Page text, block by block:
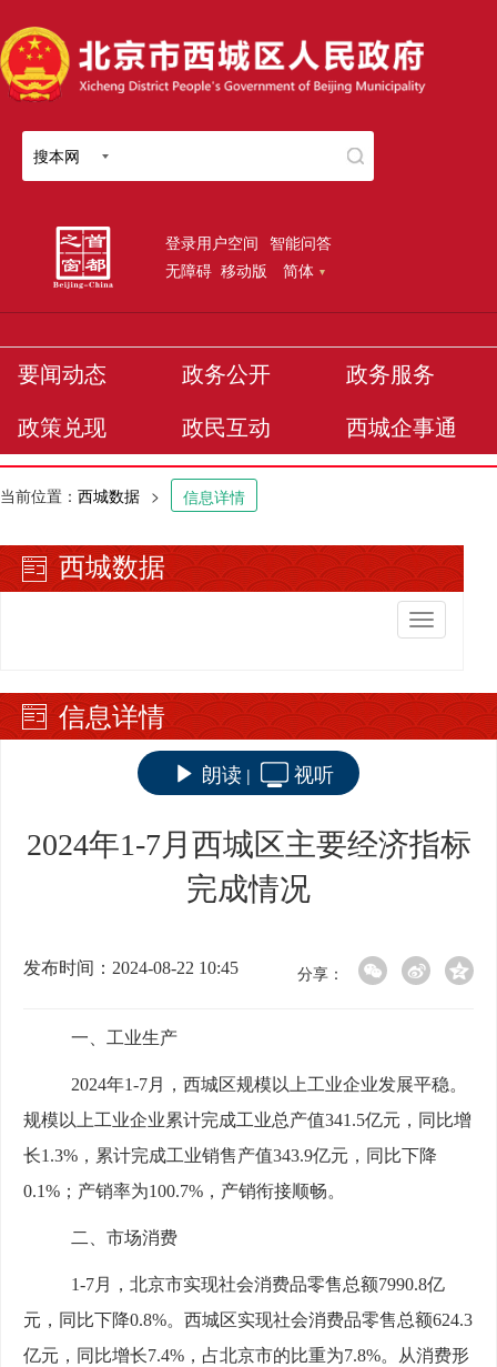
搜本网
登录用户空间 智能问答
无障碍 移动版 简体
要闻动态 政务公开 政务服务
政策兑现 政民互动 西城企事通
当前位置： 西城数据 > 信息详情
西城数据
切
换
航
信息详情
朗读 | 视听
2024年1-7月西城区主要经济指标
完成情况
发布时间：2024-08-22 10:45 分享：
一、工业生产
2024年1-7月，西城区规模以上工业企业发展平稳。
规模以上工业企业累计完成工业总产值341.5亿元，同比增
长1.3%，累计完成工业销售产值343.9亿元，同比下降
0.1%；产销率为100.7%， 产销衔接顺畅。
二、市场消费
1-7月，北京市实现社会消费品零售总额7990.8亿
元，同比下降0.8%。西城区实现社会消费品零售总额624.3
亿元，同比增长7.4%，占北京市的比重为7.8%。从消费形